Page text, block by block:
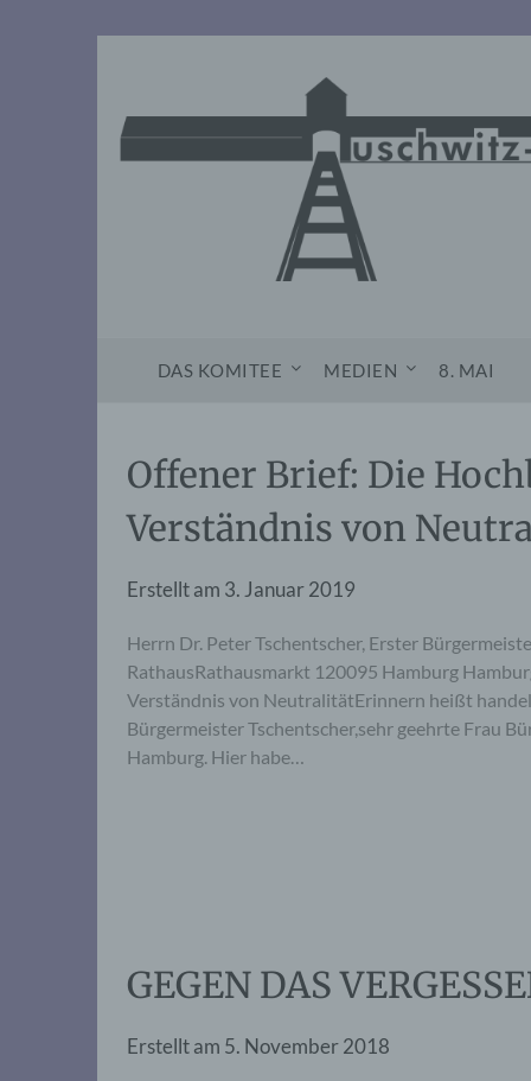
DAS KOMITEE MEDIEN 8. MAI
Offener Brief: Die
Verständnis von
Erstellt am 3. Januar 2019
Herrn Dr. Peter Tschentscher, Erster
RathausRathausmarkt 120095 Hamburg
Verständnis von NeutralitätErinnern heißt
Bürgermeister Tschentscher,sehr geehrte Frau
Hamburg. Hier habe…
GEGEN DAS
Erstellt am 5. November 2018